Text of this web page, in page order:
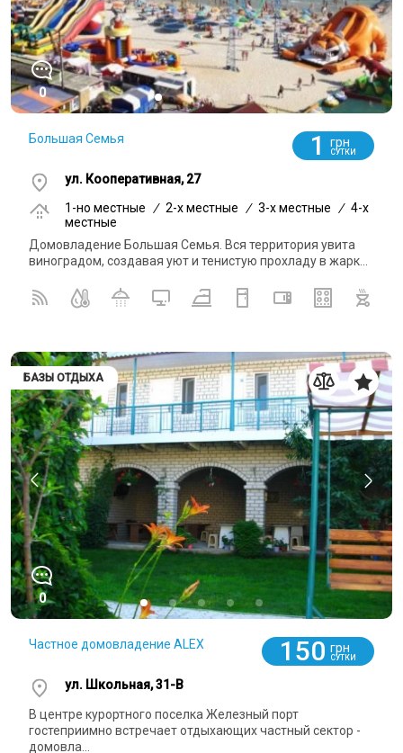
0
Большая Семья 1 грн
СУТКИ
ул. Кооперативная, 27
1-но местные
/ 2-x местные / 3-x местные / 4-x
местные
Домовладение Большая Семья. Вся территория увита
виноградом, создавая уют и тенистую прохладу в жарк...
БАЗЫ ОТДЫХА
0
Частное домовладение ALEX 150 грн
СУТКИ
ул. Школьная, 31-В
В центре курортного поселка Железный порт
гостеприимно встречает отдыхающих частный сектор -
домовла...